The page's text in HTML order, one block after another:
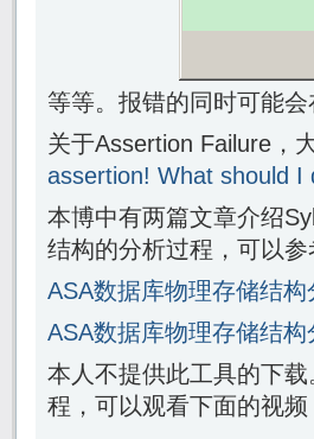
等等。报错的同时可能
关于Assertion Failure，
assertion! What should I
本博中有两篇文章介绍
结构的分析过程，可以参
ASA数据库物理存储结构
ASA数据库物理存储结构
本人不提供此工具的下
程，可以观看下面的视频